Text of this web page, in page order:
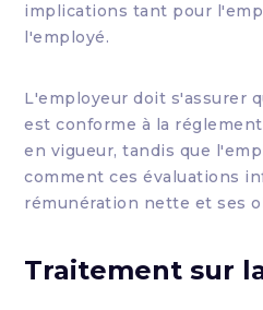
implications tant pour
l'employé.
L'employeur doit s'assurer
est conforme à la
en vigueur, tandis que
comment ces évaluations
rémunération nette et ses
Traitement sur